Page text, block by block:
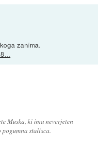
zanima.
Muska, ki ima neverjeten
stalisca.